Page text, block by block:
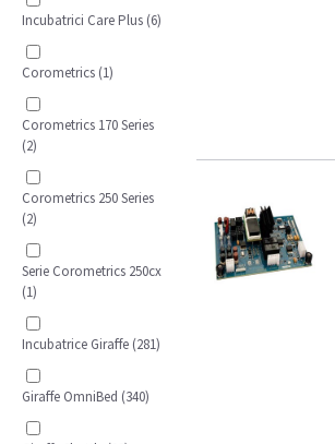
Incubatrici Care Plus (6)
Corometrics (1)
Corometrics 170 Series
(2)
Corometrics 250 Series
(2)
Serie Corometrics 250cx
(1)
Incubatrice Giraffe (281)
Giraffe OmniBed (340)